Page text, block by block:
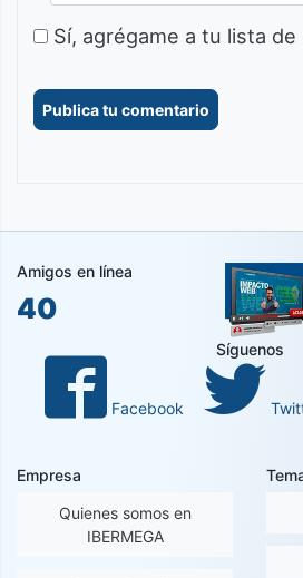
Sí, agrégame a tu lista
Amigos en línea
40
Síguenos
Facebook
Empresa
Quienes somos en
IBERMEGA